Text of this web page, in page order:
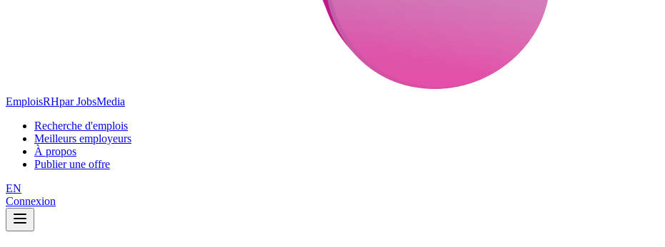
EmploisRHpar JobsMedia
Recherche d'emplois
Meilleurs employeurs
À propos
Publier une offre
EN
Connexion